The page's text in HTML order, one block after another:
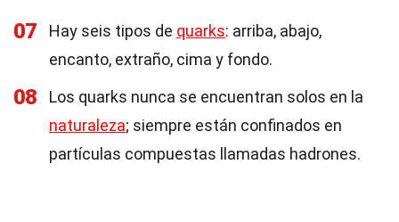
07 Hay seis tipos de quarks: arriba, abajo,
encanto, extraño, cima y fondo.
08
Los quarks nunca se encuentran solos en la
naturaleza; siempre están confinados en
partículas compuestas llamadas hadrones.